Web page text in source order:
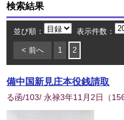
検索結果
並び順： 表示件数：
< 前へ 1 2
備中国新見庄本役銭請取
る函/103/ 永禄3年11月2日 （